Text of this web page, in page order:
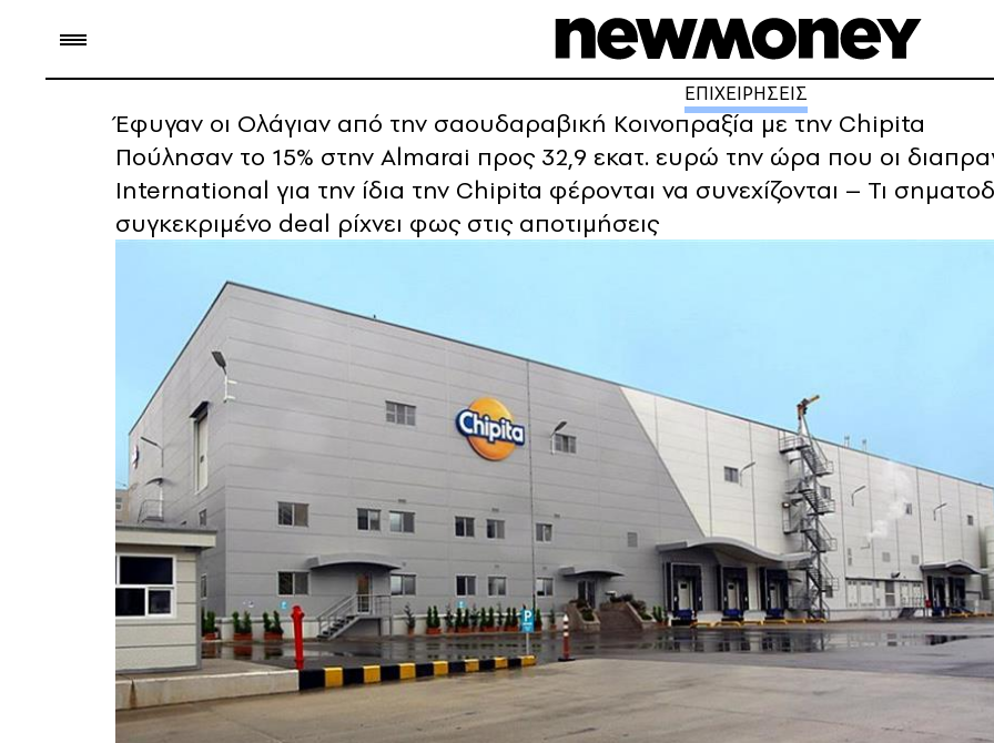
ΕΠΙΧΕΙΡΗΣΕΙΣ
Έφυγαν οι Ολάγιαν από την σαουδαραβική Κοινοπραξία με την Chipita
Πούλησαν το 15% στην Almarai προς 32,9 εκατ. ευρώ την ώρα που οι
International για την ίδια την Chipita φέρονται να συνεχίζονται – Τι
συγκεκριμένο deal ρίχνει φως στις αποτιμήσεις